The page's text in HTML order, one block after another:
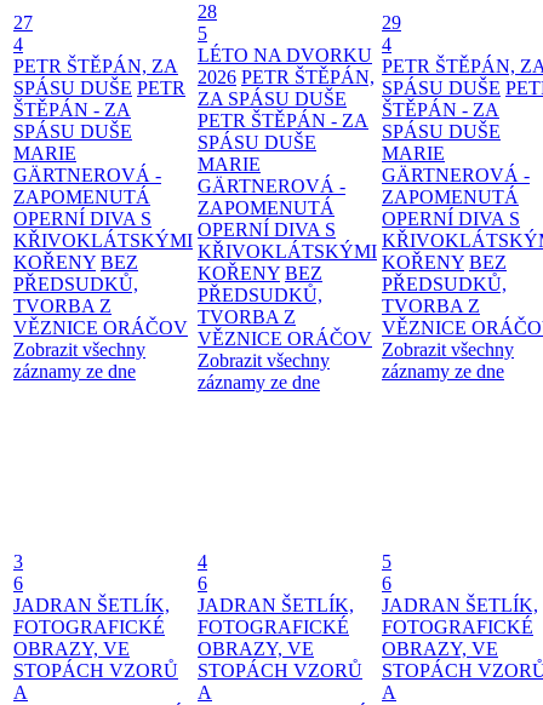
27
4
PETR ŠTĚPÁN, ZA
SPÁSU DUŠE PETR
ŠTĚPÁN - ZA
SPÁSU DUŠE
MARIE
GÄRTNEROVÁ -
ZAPOMENUTÁ
OPERNÍ DIVA S
KŘIVOKLÁTSKÝMI
KOŘENY BEZ
PŘEDSUDKŮ,
TVORBA Z
VĚZNICE ORÁČOV
Zobrazit všechny
záznamy ze dne
28
5
LÉTO NA DVORKU
2026 PETR ŠTĚPÁN,
ZA SPÁSU DUŠE
PETR ŠTĚPÁN - ZA
SPÁSU DUŠE
MARIE
GÄRTNEROVÁ -
ZAPOMENUTÁ
OPERNÍ DIVA S
KŘIVOKLÁTSKÝMI
KOŘENY BEZ
PŘEDSUDKŮ,
TVORBA Z
VĚZNICE ORÁČOV
Zobrazit všechny
záznamy ze dne
29
4
PETR ŠTĚPÁN,
SPÁSU DUŠE
ŠTĚPÁN - ZA
SPÁSU DUŠE
MARIE
GÄRTNEROVÁ -
ZAPOMENUTÁ
OPERNÍ DIVA S
KOŘENY BEZ
PŘEDSUDKŮ,
TVORBA Z
VĚZNICE
Zobrazit všechny
záznamy ze dne
3
6
JADRAN ŠETLÍK,
FOTOGRAFICKÉ
OBRAZY, VE
STOPÁCH VZORŮ
A
4
6
JADRAN ŠETLÍK,
FOTOGRAFICKÉ
OBRAZY, VE
STOPÁCH VZORŮ
A
5
6
JADRAN ŠETLÍK,
FOTOGRAFICKÉ
OBRAZY, VE
STOPÁCH
A